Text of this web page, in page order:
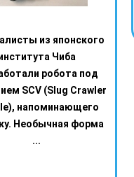
из японского
Чиба
робота под
SCV (Slug Crawler
напоминающего
Необычная форма
...